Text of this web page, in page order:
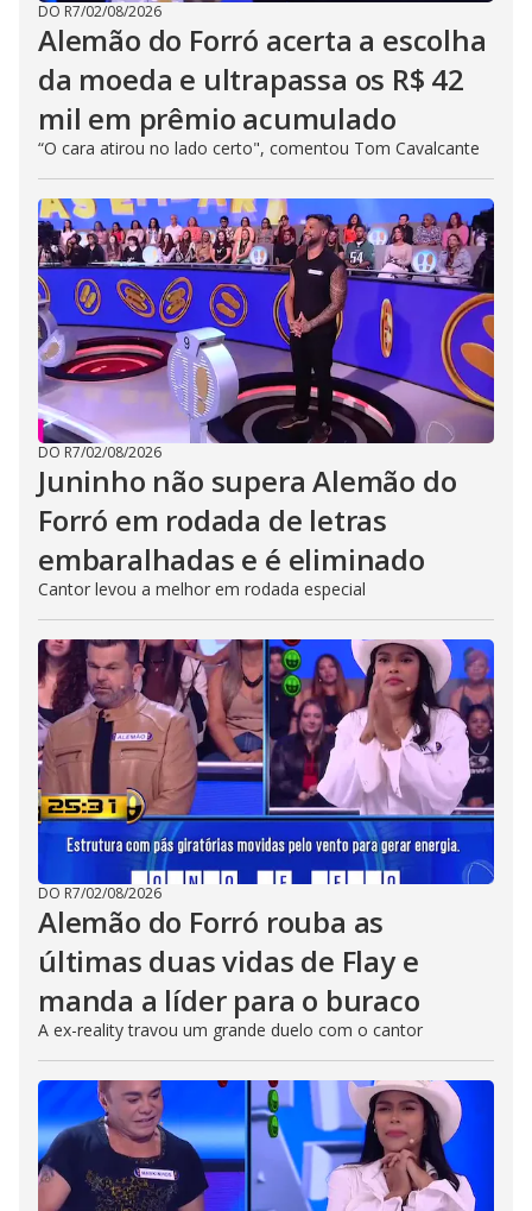
DO R7/02/08/2026
Alemão do Forró acerta a escolha
da moeda e ultrapassa os R$ 42
mil em prêmio acumulado
“O cara atirou no lado certo", comentou Tom Cavalcante
DO R7/02/08/2026
Juninho não supera Alemão do
Forró em rodada de letras
embaralhadas e é eliminado
Cantor levou a melhor em rodada especial
DO R7/02/08/2026
Alemão do Forró rouba as
últimas duas vidas de Flay e
manda a líder para o buraco
A ex-reality travou um grande duelo com o cantor